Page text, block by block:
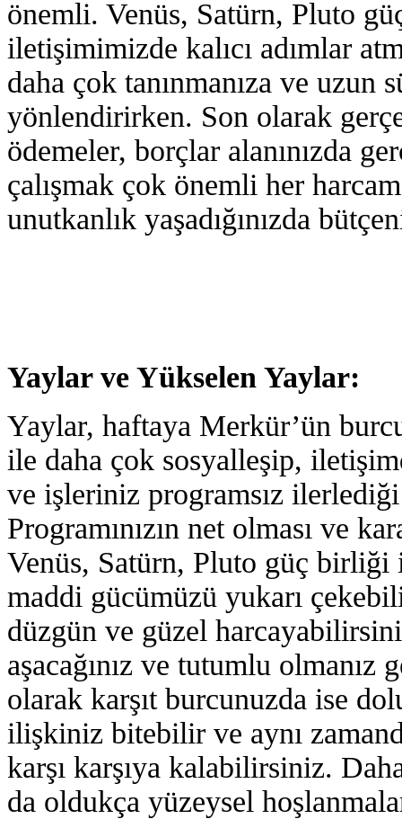
önemli. Venüs, Satürn, Pluto
iletişimimizde kalıcı adımlar
daha çok tanınmanıza ve uzun
yönlendirirken. Son olarak
ödemeler, borçlar alanınızda
çalışmak çok önemli her
unutkanlık yaşadığınızda
Yaylar ve Yükselen Yaylar:
Yaylar, haftaya Merkür’ün
ile daha çok sosyalleşip,
ve işleriniz programsız
Programınızın net olması ve
Venüs, Satürn, Pluto güç birliği
maddi gücümüzü yukarı
düzgün ve güzel
aşacağınız ve tutumlu olmanız
olarak karşıt burcunuzda ise
ilişkiniz bitebilir ve aynı
karşı karşıya kalabilirsiniz.
da oldukça yüzeysel